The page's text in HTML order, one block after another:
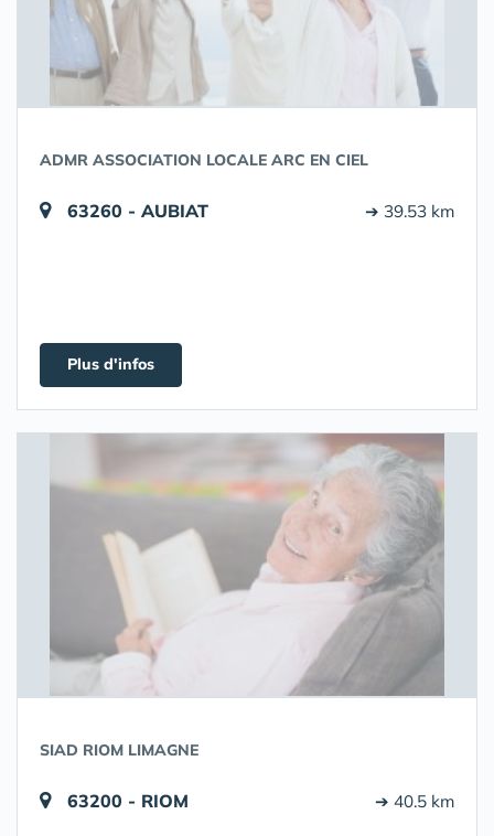
ADMR ASSOCIATION LOCALE ARC EN CIEL
63260 - AUBIAT ➔ 39.53 km
Plus d'infos
SIAD RIOM LIMAGNE
63200 - RIOM ➔ 40.5 km